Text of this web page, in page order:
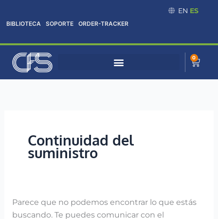
al
contenido
BIBLIOTECA SOPORTE ORDER-TRACKER
EN ES
0
Cart
Continuidad del
suministro
Parece que no podemos encontrar lo que estás
buscando. Te puedes comunicar con el